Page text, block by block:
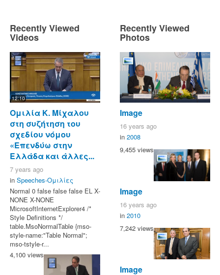
Recently Viewed
Videos
12:10
Ομιλία Κ. Μίχαλου
στη συζήτηση του
σχεδίου νόμου
«Επενδύω στην
Ελλάδα και άλλες...
7 years ago
in Speeches-Ομιλίες
Normal 0 false false false EL X-
NONE X-NONE
MicrosoftInternetExplorer4 /*
Style Definitions */
table.MsoNormalTable {mso-
style-name:"Table Normal";
mso-tstyle-r...
4,100 views
Recently Viewed
Photos
Image
16 years ago
in 2008
9,455 views
Image
16 years ago
in 2010
7,242 views
Image